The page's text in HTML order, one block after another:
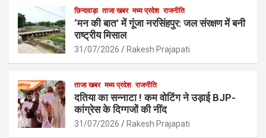
छिन्दवाड़ा ताजा खबर मध्य प्रदेश राजनीति
‘मन की बात’ में गूंजा नरसिंहपुर: जल संरक्षण में बनी
राष्ट्रीय मिसाल
31/07/2026 Rakesh Prajapati
ताजा खबर मध्य प्रदेश राजनीति
दतिया का सन्नाटा ! कम वोटिंग ने उड़ाई BJP-
कांग्रेस के दिग्गजों की नींद
31/07/2026 Rakesh Prajapati